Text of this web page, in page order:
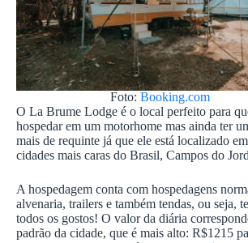
Foto: Booking.com
O La Brume Lodge é o local perfeito para
hospedar em um motorhome mas ainda ter
mais de requinte já que ele está localizado
cidades mais caras do Brasil, Campos do
A hospedagem conta com hospedagens
alvenaria, trailers e também tendas, ou seja,
todos os gostos! O valor da diária
padrão da cidade, que é mais alto: R$1215